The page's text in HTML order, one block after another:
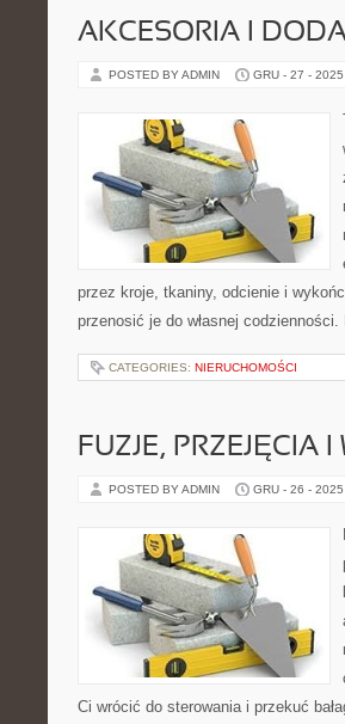
AKCESORIA I
POSTED BY ADMIN GRU - 27 - 2025
przez kroje, tkaniny, odcienie i
przenosić je do własnej
CATEGORIES: NIERUCHOMOŚCI
FUZJE, PRZEJĘCIA
POSTED BY ADMIN GRU - 26 - 2025
Ci wrócić do sterowania i przekuć